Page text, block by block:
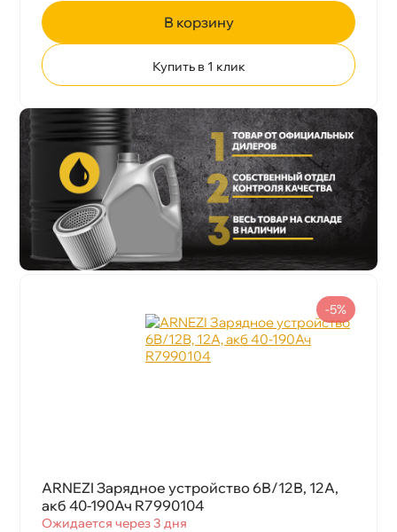
корзину
Купить в 1 клик
ARNEZI Зарядное устройство 6В/12В, 12А,
акб 40-190Ач R7990104
Ожидается через 3 дня
-5%